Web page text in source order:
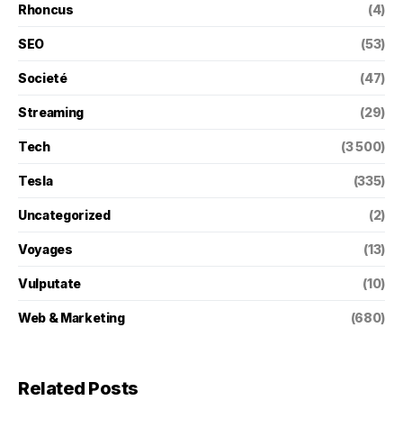
Rhoncus (4)
SEO (53)
Societé (47)
Streaming (29)
Tech (3 500)
Tesla (335)
Uncategorized (2)
Voyages (13)
Vulputate (10)
Web & Marketing (680)
Related Posts